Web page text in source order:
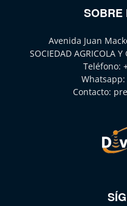
SOBRE
Avenida Juan
SOCIEDAD AGRICOLA
Teléfono:
Whatsapp:
Contacto: